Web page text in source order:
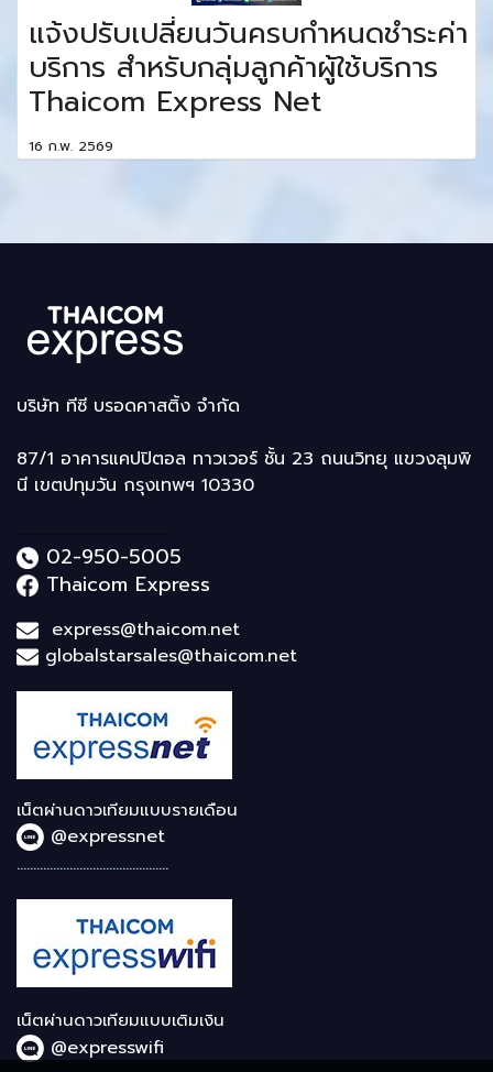
แจ้งปรับเปลี่ยนวันครบกำหนดชำระค่า
บริการ สำหรับกลุ่มลูกค้าผู้ใช้บริการ
Thaicom Express Net
16 ก.พ. 2569
บริษัท ทีซี บรอดคาสติ้ง จำกัด
87/1 อาคารแคปปิตอล ทาวเวอร์ ชั้น 23 ถนนวิทยุ แขวงลุมพิ
นี เขตปทุมวัน กรุงเทพฯ 10330
..............................................
02-950-5005
Thaicom Express
express@thaicom.net
globalstarsales@thaicom.net
เน็ตผ่านดาวเทียมแบบรายเดือน
@expressnet
..............................................
เน็ตผ่านดาวเทียมแบบเติมเงิน
@expresswifi